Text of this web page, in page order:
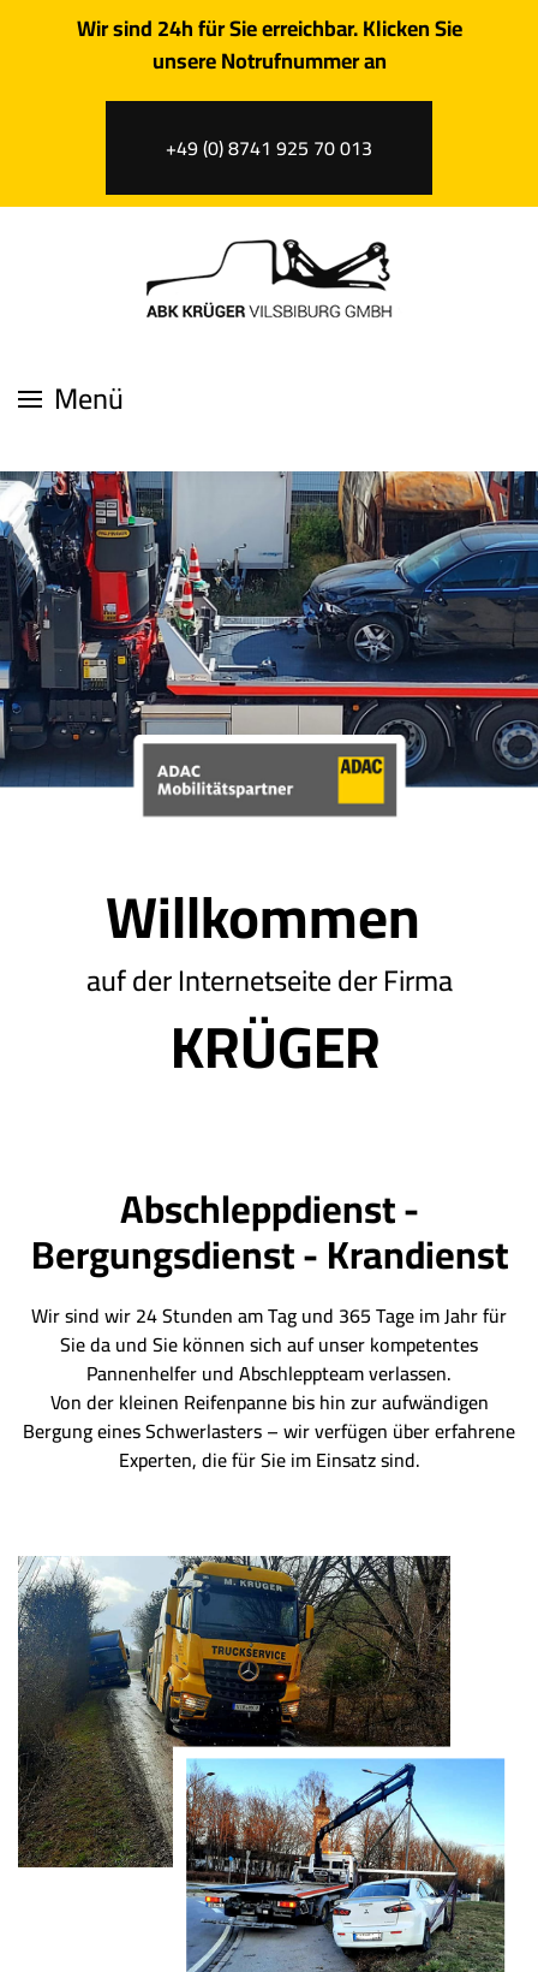
Wir sind 24h für Sie erreichbar. Klicken Sie
unsere Notrufnummer an
+49 (0) 8741 925 70 013
Menü
Willkommen
auf der Internetseite der Firma
KRÜGER
Abschleppdienst -
Bergungsdienst - Krandienst
Wir sind wir 24 Stunden am Tag und 365 Tage im Jahr für
Sie da und Sie können sich auf unser kompetentes
Pannenhelfer und Abschleppteam verlassen.
Von der kleinen Reifenpanne bis hin zur aufwändigen
Bergung eines Schwerlasters – wir verfügen über erfahrene
Experten, die für Sie im Einsatz sind.